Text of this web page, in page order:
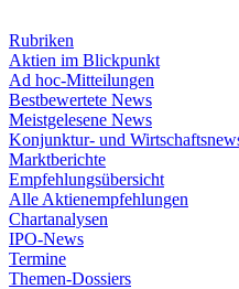
Rubriken
Aktien im Blickpunkt
Ad hoc-Mitteilungen
Bestbewertete News
Meistgelesene News
Konjunktur- und
Marktberichte
Empfehlungsübersicht
Alle Aktienempfehlungen
Chartanalysen
IPO-News
Termine
Themen-Dossiers